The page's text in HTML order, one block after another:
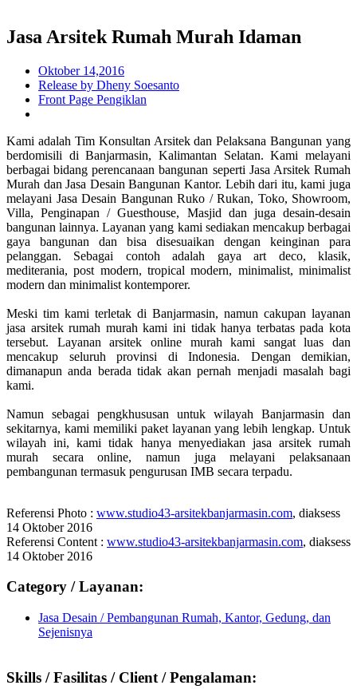
Jasa Arsitek Rumah Murah Idaman
Oktober 14,2016
Release by Dheny Soesanto
Front Page Pengiklan
Kami adalah Tim Konsultan Arsitek dan Pelaksana Bangunan yang
berdomisili di Banjarmasin, Kalimantan Selatan. Kami melayani
berbagai bidang perencanaan bangunan seperti Jasa Arsitek Rumah
Murah dan Jasa Desain Bangunan Kantor. Lebih dari itu, kami juga
melayani Jasa Desain Bangunan Ruko / Rukan, Toko, Showroom,
Villa, Penginapan / Guesthouse, Masjid dan juga desain-desain
bangunan lainnya. Layanan yang kami sediakan mencakup berbagai
gaya bangunan dan bisa disesuaikan dengan keinginan para
pelanggan. Sebagai contoh adalah gaya art deco, klasik,
mediterania, post modern, tropical modern, minimalist, minimalist
modern dan minimalist kontemporer.
Meski tim kami terletak di Banjarmasin, namun cakupan layanan
jasa arsitek rumah murah kami ini tidak hanya terbatas pada kota
tersebut. Layanan arsitek online murah kami sangat luas dan
mencakup seluruh provinsi di Indonesia. Dengan demikian,
dimanapun anda berada tidak akan pernah menjadi masalah bagi
kami.
Namun sebagai pengkhususan untuk wilayah Banjarmasin dan
sekitarnya, kami memiliki paket layanan yang lebih lengkap. Untuk
wilayah ini, kami tidak hanya menyediakan jasa arsitek rumah
murah secara online, namun juga melayani pelaksanaan
pembangunan termasuk pengurusan IMB secara terpadu.
Referensi Photo : www.studio43-arsitekbanjarmasin.com, diaksess
14 Oktober 2016
Referensi Content : www.studio43-arsitekbanjarmasin.com, diaksess
14 Oktober 2016
Category / Layanan:
Jasa Desain / Pembangunan Rumah, Kantor, Gedung, dan
Sejenisnya
Skills / Fasilitas / Client / Pengalaman: